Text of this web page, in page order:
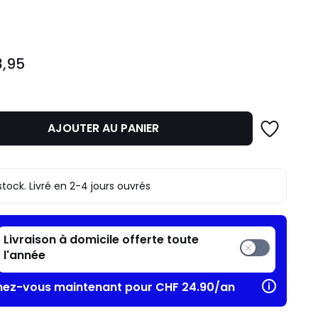
AJOUTER AU PANIER
Livré en 2-4 jours ouvrés
Livraison à domicile offerte toute
l'année
vous maintenant pour CHF 24.90/an